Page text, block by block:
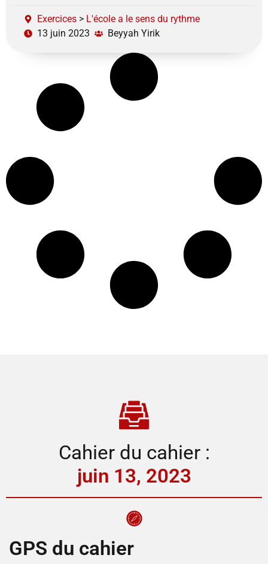
Exercices > L'école a le sens du rythme
13 juin 2023
Beyyah Yirik
Cahier du cahier :
juin 13, 2023
GPS du cahier